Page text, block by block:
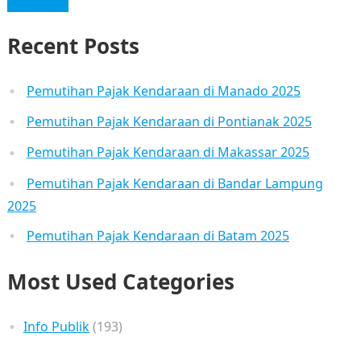
Recent Posts
Pemutihan Pajak Kendaraan di Manado 2025
Pemutihan Pajak Kendaraan di Pontianak 2025
Pemutihan Pajak Kendaraan di Makassar 2025
Pemutihan Pajak Kendaraan di Bandar Lampung
2025
Pemutihan Pajak Kendaraan di Batam 2025
Most Used Categories
Info Publik(193)